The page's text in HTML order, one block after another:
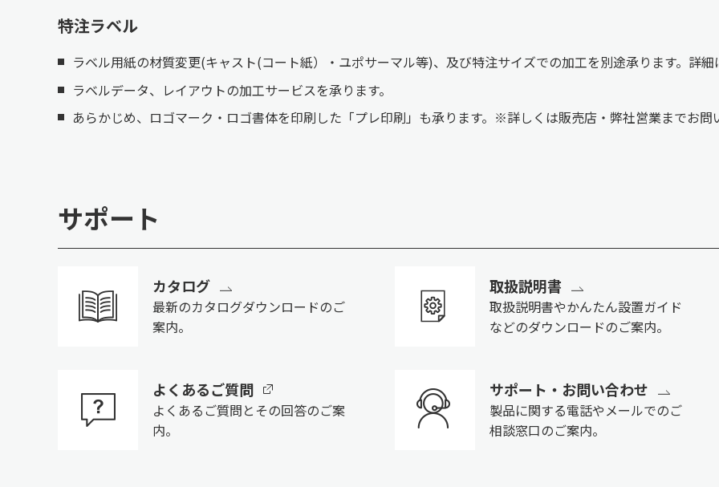
特注ラベル
ラベル用紙の材質変更(キャスト(コート紙）・ユポサーマル等)、及び特注サイズでの加工を別途承ります。詳
ラベルデータ、レイアウトの加工サービスを承ります。
あらかじめ、ロゴマーク・ロゴ書体を印刷した「プレ印刷」も承ります。※詳しくは販売店・弊社営業までお問
サポート
カタログ
最新のカタログダウンロードのご
案内。
取扱説明書
取扱説明書やかんたん設置ガイド
などのダウンロードのご案内。
よくあるご質問
よくあるご質問とその回答のご案
内。
サポート・お問い合わせ
製品に関する電話やメールでのご
相談窓口のご案内。